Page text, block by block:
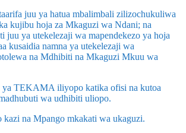
juu ya hatua mbalimbali zilizochukuliwa
kujibu hoja za Mkaguzi wa Ndani; na
juu ya utekelezaji wa mapendekezo ya hoja
kusaidia namna ya utekelezaji wa
na Mdhibiti na Mkaguzi Mkuu wa
ya TEKAMA iliyopo katika ofisi na kutoa
wa udhibiti uliopo.
kazi na Mpango mkakati wa ukaguzi.